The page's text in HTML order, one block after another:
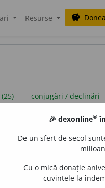
Resurse savings
conjugări / declinări
sunt compilate de
reordona filele pe
🎉 dexonline®
De un sfert de secol
Cu o mică donație
cuvintele la